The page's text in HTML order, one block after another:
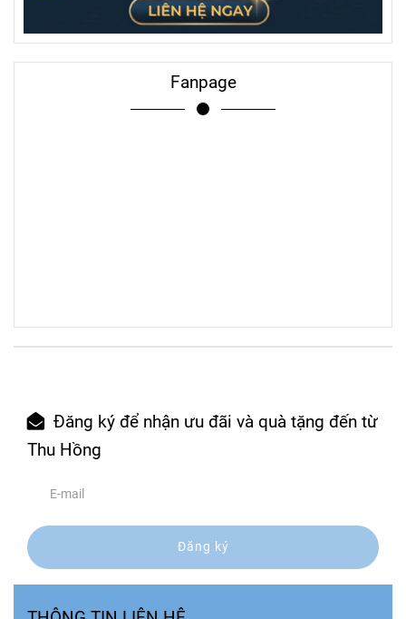
Fanpage
Đăng ký để nhận ưu đãi và quà tặng đến từ
Thu Hồng
Đăng ký